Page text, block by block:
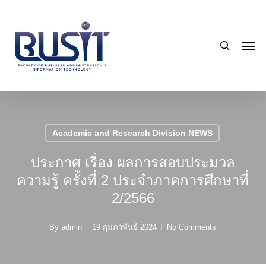
main
content
Academic and Research Division NEWS
ประกาศ เรื่อง ผลการสอบประมวล
ความรู้ ครั้งที่ 2 ประจำภาคการศึกษาที่
2/2566
By admin 19 กุมภาพันธ์ 2024 No Comments